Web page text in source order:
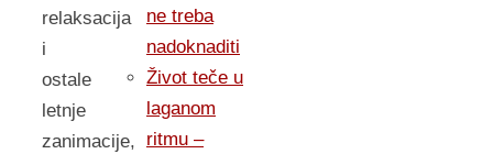
relaksacija
i
ostale
letnje
zanimacije,
ne treba
nadoknaditi
Život teče u
laganom
ritmu –